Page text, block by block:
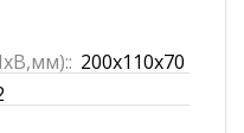
200х110х70